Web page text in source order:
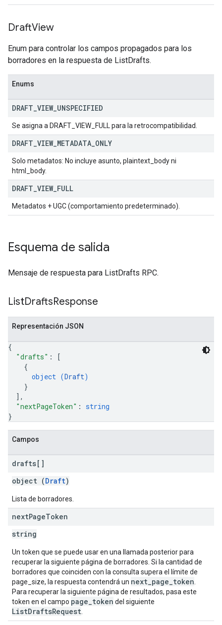
DraftView
Enum para controlar los campos propagados para los
borradores en la respuesta de ListDrafts.
Enums
DRAFT VIEW_ UNSPECIFIED
Se asigna a DRAFT_VIEW_FULL para la retrocompatibilidad.
DRAFT VIEW_ METADATA ONLY
Solo metadatos: No incluye asunto, plaintext_body ni
html_body.
DRAFT VIEW_ FULL
Metadatos + UGC (comportamiento predeterminado).
Esquema de salida
Mensaje de respuesta para ListDrafts RPC.
ListDraftsResponse
Representación JSON
{
"drafts" :
[
{
object (Draft)
}
] ,
"nextPageToken" : string
}
Campos
drafts[]
object (Draft)
Lista de borradores.
nextPageToken
string
Un token que se puede usar en una llamada posterior para
recuperar la siguiente página de borradores. Si la cantidad de
borradores que coinciden con la consulta supera el límite de
page_size, la respuesta contendrá un next_page_token
Para recuperar la siguiente página de resultados, pasa este
token en el campo page_token del siguiente
ListDraftsRequest